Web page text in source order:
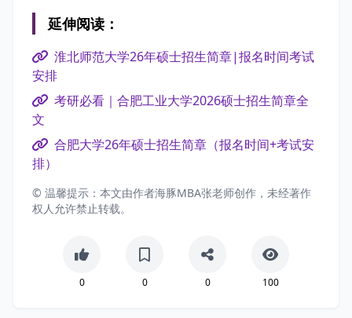
延伸阅读：
淮北师范大学26年硕士招生简章|报名时间考试
安排
考研必看｜合肥工业大学2026硕士招生简章全
文
合肥大学26年硕士招生简章（报名时间+考试安
排）
© 温馨提示：本文由作者海豚MBA张老师创作，未经著作
权人允许禁止转载。
0 0 0 100